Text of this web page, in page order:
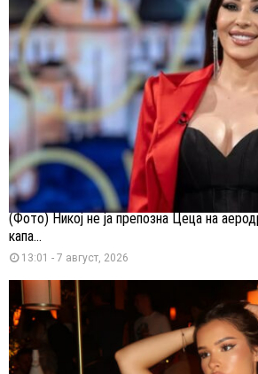
(Фото) Никој не ја препозна Цеца на
капа...
13:01 - 7 август, 2026